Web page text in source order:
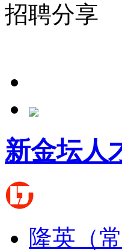
招聘分享
新金坛人
隆英（